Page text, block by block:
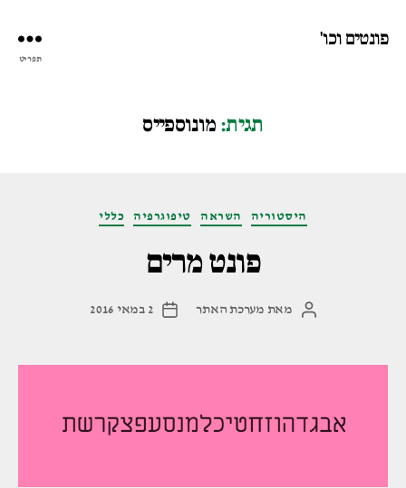
פונטים וכו'
תפריט
תגית:מונוספייס
קטגוריות היסטוריה השראה טיפוגרפיה כללי
פונט מרים
המחבר
מאת מערכת האתר
תאריך
2 במאי 2016